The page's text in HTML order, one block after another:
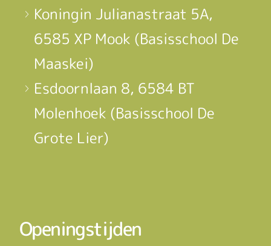
Koningin Julianastraat 5A,
6585 XP Mook (Basisschool De
Maaskei)
Esdoornlaan 8, 6584 BT
Molenhoek (Basisschool De
Grote Lier)
Openingstijden